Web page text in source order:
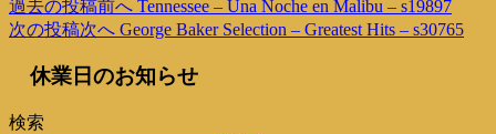
過去の投稿前へ Tennessee – Una Noche en Malibu – s19897
次の投稿次へ George Baker Selection – Greatest Hits – s30765
休業日のお知らせ
検索